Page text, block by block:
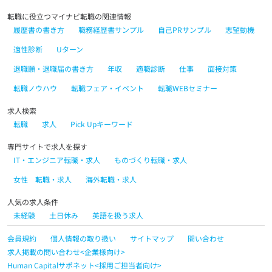
転職に役立つマイナビ転職の関連情報
履歴書の書き方
職務経歴書サンプル 自己PRサンプル
志望動機
適性診断
Uターン
退職願・退職届の書き方
年収 適職診断 仕事
面接対策
転職ノウハウ
転職フェア・イベント 転職WEBセミナー
求人検索
転職
求人 Pick Upキーワード
専門サイトで求人を探す
IT・エンジニア転職・求人
ものづくり転職・求人
女性 転職・求人
海外転職・求人
人気の求人条件
未経験
土日休み 英語を扱う求人
会員規約 個人情報の取り扱い サイトマップ
問い合わせ
求人掲載の問い合わせ<企業様向け>
Human Capitalサポネット<採用ご担当者向け>